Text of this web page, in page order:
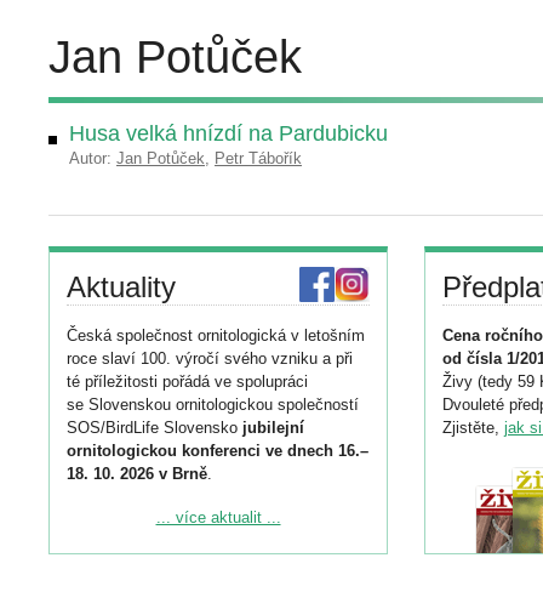
Jan Potůček
Husa velká hnízdí na Pardubicku
Autor: Jan Potůček, Petr Tábořík
Aktuality
Česká společnost ornitologická v letošním
roce slaví 100. výročí svého vzniku a při
té příležitosti pořádá ve spolupráci
se Slovenskou ornitologickou společností
SOS/BirdLife Slovensko jubilejní
ornitologickou konferenci ve dnech 16.–
18. 10. 2026 v Brně.
Podrobnější informace ke konferenci
... více aktualit ...
Cena
od čísla 1/
Živy (tedy 59
Dvouleté
Zjistěte, jak